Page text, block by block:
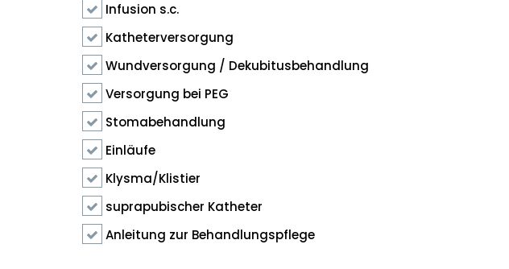
Infusion s.c.
Katheterversorgung
Wundversorgung / Dekubitusbehandlung
Versorgung bei PEG
Stomabehandlung
Einläufe
Klysma/Klistier
suprapubischer Katheter
Anleitung zur Behandlungspflege